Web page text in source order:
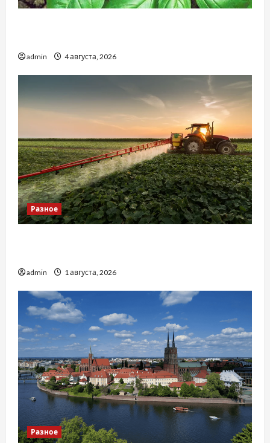
admin 4 августа, 2026
Разное
admin 1 августа, 2026
Разное